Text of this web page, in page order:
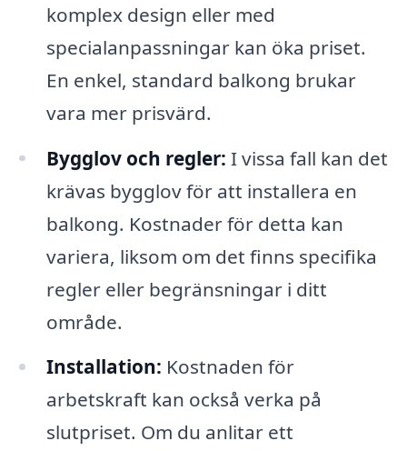
komplex design eller med
specialanpassningar kan öka priset.
En enkel, standard balkong brukar
vara mer prisvärd.
Bygglov och regler: I vissa fall kan det
krävas bygglov för att installera en
balkong. Kostnader för detta kan
variera, liksom om det finns specifika
regler eller begränsningar i ditt
område.
Installation: Kostnaden för
arbetskraft kan också verka på
slutpriset. Om du anlitar ett